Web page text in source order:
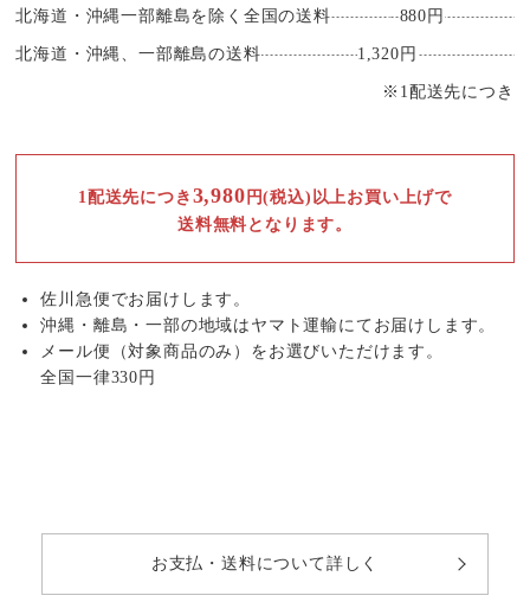
北海道・沖縄一部離島を除く全国の送料 880円
北海道・沖縄、一部離島の送料 1,320円
※1配送先につき
1配送先につき 3,980 円(税込)以上お買い上げで
送料無料となります。
佐川急便でお届けします。
沖縄・離島・一部の地域はヤマト運輸にてお届けします。
メール便（対象商品のみ）をお選びいただけます。
全国一律330円
お支払・送料について詳しく